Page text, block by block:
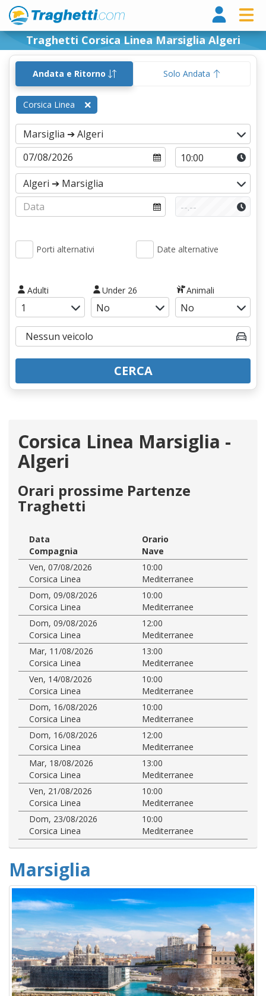
Traghetti Corsica Linea Marsiglia Algeri
Andata e Ritorno Solo Andata
Corsica Linea
Porti alternativi Date alternative
Adulti Under 26 Animali
CERCA
Corsica Linea Marsiglia -
Algeri
Orari prossime Partenze
Traghetti
Data
Orario
Compagnia
Nave
Ven, 07/08/2026
10:00
Corsica Linea
Mediterranee
Dom, 09/08/2026
10:00
Corsica Linea
Mediterranee
Dom, 09/08/2026
12:00
Corsica Linea
Mediterranee
Mar, 11/08/2026
13:00
Corsica Linea
Mediterranee
Ven, 14/08/2026
10:00
Corsica Linea
Mediterranee
Dom, 16/08/2026
10:00
Corsica Linea
Mediterranee
Dom, 16/08/2026
12:00
Corsica Linea
Mediterranee
Mar, 18/08/2026
13:00
Corsica Linea
Mediterranee
Ven, 21/08/2026
10:00
Corsica Linea
Mediterranee
Dom, 23/08/2026
10:00
Corsica Linea
Mediterranee
Marsiglia